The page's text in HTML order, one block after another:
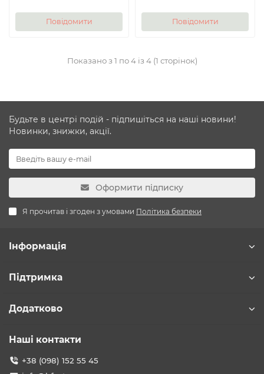
Повідомити Повідомити
Показано з 1 по 4 із 4 (1 сторінок)
Будьте в центрі подій - підпишіться на наші новини!
Новинки, знижки, акції.
Оформити підписку
Я прочитав і згоден з умовами Політика безпеки
Інформація
Підтримка
Додатково
Наші контакти
+38 (098) 152 55 45